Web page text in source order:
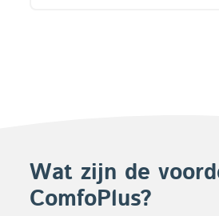
Wat zijn de
ComfoPlus?